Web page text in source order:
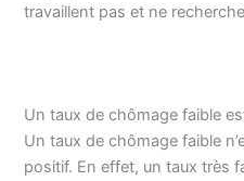
travaillent pas et ne
Un taux de chômage faible
Un taux de chômage faible
positif. En effet, un taux très